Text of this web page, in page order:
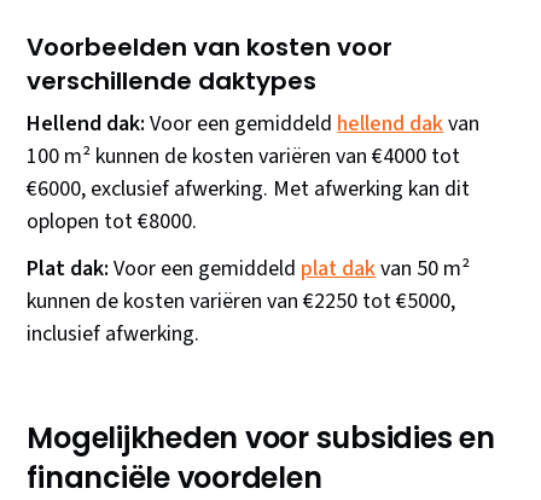
Voorbeelden van kosten voor
verschillende daktypes
Hellend dak: Voor een gemiddeldhellend dakvan
100 m² kunnen de kosten variëren van €4000 tot
€6000, exclusief afwerking. Met afwerking kan dit
oplopen tot €8000.
Plat dak: Voor een gemiddeld plat dakvan 50 m²
kunnen de kosten variëren van €2250 tot €5000,
inclusief afwerking.
Mogelijkheden voor subsidies en
financiële voordelen